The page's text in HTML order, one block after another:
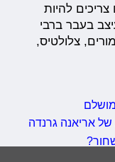
להיות
בעבר ברבי
צלולטיס,
של אריאנה גרנדה